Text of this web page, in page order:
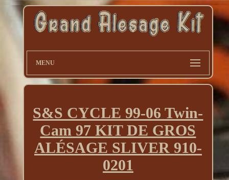
MENU
S&S CYCLE 99-06 Twin-
Cam 97 KIT DE GROS
ALÉSAGE SLIVER 910-
0201